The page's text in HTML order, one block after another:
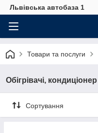
Львівська автобаза 1
Товари та послуги
Обігрівачі, кондиціонер
Сортування